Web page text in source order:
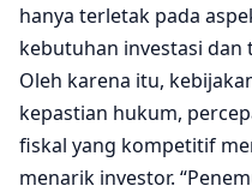
hanya terletak pada
kebutuhan investasi
Oleh karena itu,
kepastian hukum,
fiskal yang kompetitif
menarik investor.